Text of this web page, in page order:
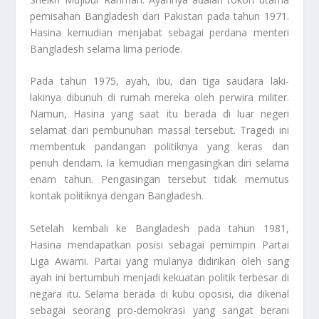
pemisahan Bangladesh dari Pakistan pada tahun 1971.
Hasina kemudian menjabat sebagai perdana menteri
Bangladesh selama lima periode.
Pada tahun 1975, ayah, ibu, dan tiga saudara laki-
lakinya dibunuh di rumah mereka oleh perwira militer.
Namun, Hasina yang saat itu berada di luar negeri
selamat dari pembunuhan massal tersebut. Tragedi ini
membentuk pandangan politiknya yang keras dan
penuh dendam. Ia kemudian mengasingkan diri selama
enam tahun. Pengasingan tersebut tidak memutus
kontak politiknya dengan Bangladesh.
Setelah kembali ke Bangladesh pada tahun 1981,
Hasina mendapatkan posisi sebagai pemimpin Partai
Liga Awami. Partai yang mulanya didirikan oleh sang
ayah ini bertumbuh menjadi kekuatan politik terbesar di
negara itu. Selama berada di kubu oposisi, dia dikenal
sebagai seorang pro-demokrasi yang sangat berani